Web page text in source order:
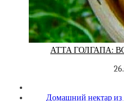
АТТА ГОЛГАПА:
Домашний нектар из